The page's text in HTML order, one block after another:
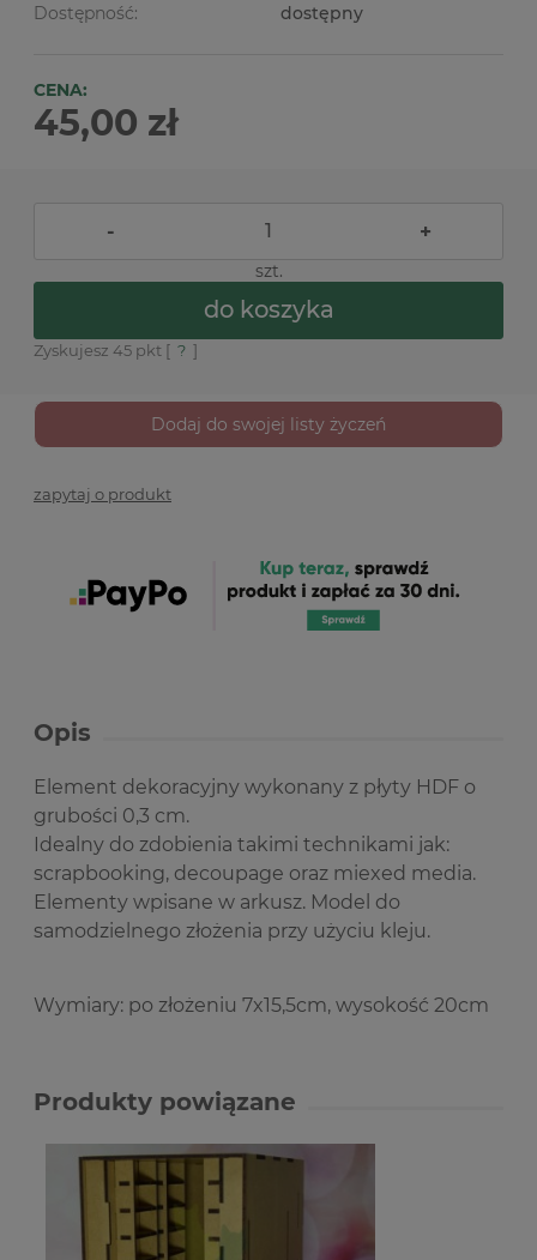
Dostępność:
dostępny
CENA:
45,00 zł
- +
szt.
do koszyka
Zyskujesz 45 pkt [ ? ]
Dodaj do swojej listy życzeń
zapytaj o produkt
Opis
Element dekoracyjny wykonany z płyty HDF o
grubości 0,3 cm.
Idealny do zdobienia takimi technikami jak:
scrapbooking, decoupage oraz miexed media.
Elementy wpisane w arkusz. Model do
samodzielnego złożenia przy użyciu kleju.
Wymiary: po złożeniu 7x15,5cm, wysokość 20cm
Produkty powiązane